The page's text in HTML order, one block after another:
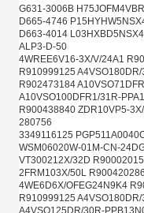
G631-3006B H75JOFM4VBR
D665-4746
D663-4014
ALP3-D-50
4WREE6V16-3X/V/24A1
R910999125
R902473184
A10VSO100DFR1/31R-
R900438840 ZDR10VP5-
280756
3349116125
WSM06020W-01M-CN-
VT300212X/32D
2FRM103X/50L R900420286
4WE6D6X/OFEG24N9K4
R910999125
A4VSO125DR/30R-